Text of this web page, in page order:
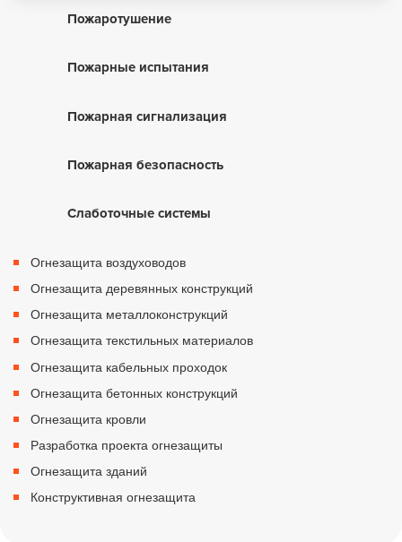
Пожаротушение
Пожарные испытания
Пожарная сигнализация
Пожарная безопасность
Слаботочные системы
Огнезащита воздуховодов
Огнезащита деревянных конструкций
Огнезащита металлоконструкций
Огнезащита текстильных материалов
Огнезащита кабельных проходок
Огнезащита бетонных конструкций
Огнезащита кровли
Разработка проекта огнезащиты
Огнезащита зданий
Конструктивная огнезащита